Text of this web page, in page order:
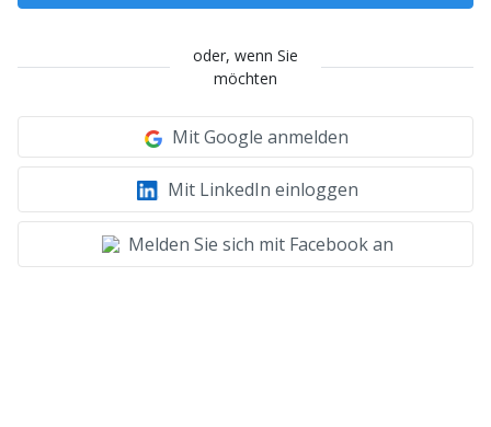
oder, wenn Sie
möchten
Mit Google anmelden
Mit LinkedIn einloggen
Melden Sie sich mit Facebook an